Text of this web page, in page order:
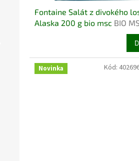
Fontaine Salát z divokého
Alaska 200 g bio msc BIO
Novinka Kód: